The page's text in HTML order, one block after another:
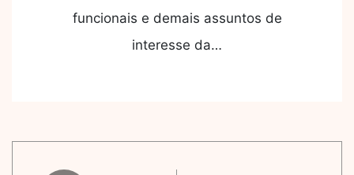
funcionais e demais assuntos de
interesse da…